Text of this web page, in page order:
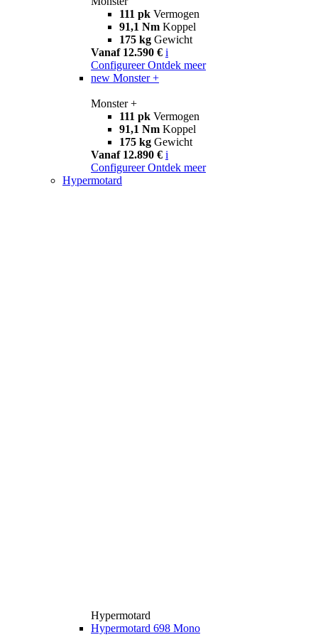
111 pk Vermogen
91,1 Nm Koppel
175 kg Gewicht
Vanaf 12.590 € i
Configureer Ontdek meer
new Monster +
Monster +
111 pk Vermogen
91,1 Nm Koppel
175 kg Gewicht
Vanaf 12.890 € i
Configureer Ontdek meer
Hypermotard
Hypermotard
Hypermotard 698 Mono